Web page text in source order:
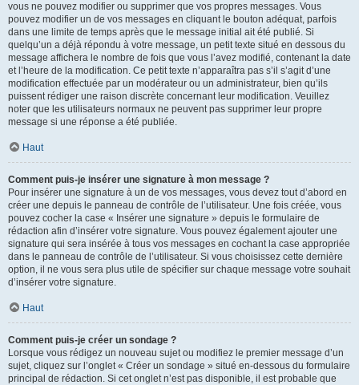
vous ne pouvez modifier ou supprimer que vos propres messages. Vous
pouvez modifier un de vos messages en cliquant le bouton adéquat, parfois
dans une limite de temps après que le message initial ait été publié. Si
quelqu’un a déjà répondu à votre message, un petit texte situé en dessous du
message affichera le nombre de fois que vous l’avez modifié, contenant la date
et l’heure de la modification. Ce petit texte n’apparaîtra pas s’il s’agit d’une
modification effectuée par un modérateur ou un administrateur, bien qu’ils
puissent rédiger une raison discrète concernant leur modification. Veuillez
noter que les utilisateurs normaux ne peuvent pas supprimer leur propre
message si une réponse a été publiée.
Haut
Comment puis-je insérer une signature à mon message ?
Pour insérer une signature à un de vos messages, vous devez tout d’abord en
créer une depuis le panneau de contrôle de l’utilisateur. Une fois créée, vous
pouvez cocher la case « Insérer une signature » depuis le formulaire de
rédaction afin d’insérer votre signature. Vous pouvez également ajouter une
signature qui sera insérée à tous vos messages en cochant la case appropriée
dans le panneau de contrôle de l’utilisateur. Si vous choisissez cette dernière
option, il ne vous sera plus utile de spécifier sur chaque message votre souhait
d’insérer votre signature.
Haut
Comment puis-je créer un sondage ?
Lorsque vous rédigez un nouveau sujet ou modifiez le premier message d’un
sujet, cliquez sur l’onglet « Créer un sondage » situé en-dessous du formulaire
principal de rédaction. Si cet onglet n’est pas disponible, il est probable que